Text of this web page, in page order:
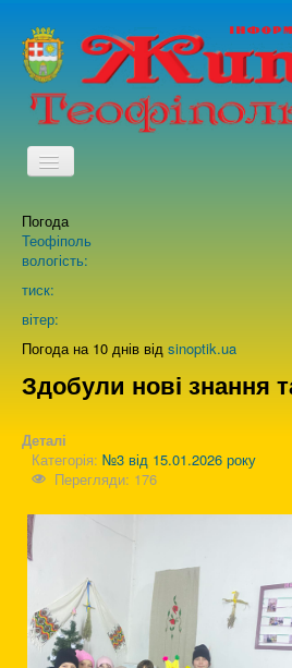
TPL_PROTOSTAR_TOGGLE_MENU
Про нас
Погода
Теофіполь
вологість:
тиск:
вітер:
Погода на 10 днів від sinoptik.ua
Здобули нові знання
Деталі
Категорія: №3 від 15.01.2026 року
Перегляди: 176